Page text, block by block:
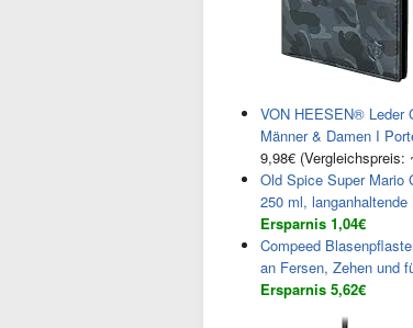
VON HEESEN® Leder
Männer & Damen I
9,98€ (Vergleichspreis:
Old Spice Super Mario
250 ml,
Ersparnis 1,04€
Compeed
an Fersen, Zehen und
Ersparnis 5,62€